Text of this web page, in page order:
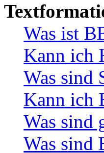
Was ist
Kann ich
Was sind
Kann ich
Was sind
Was sind